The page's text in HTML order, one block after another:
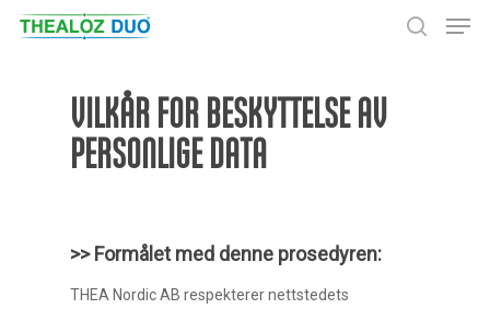
Trykk Enter for å søke eller ESC for å lukke
VILKÅR FOR BESKYTTELSE AV
PERSONLIGE DATA
>> Formålet med denne prosedyren:
THEA Nordic AB respekterer nettstedets